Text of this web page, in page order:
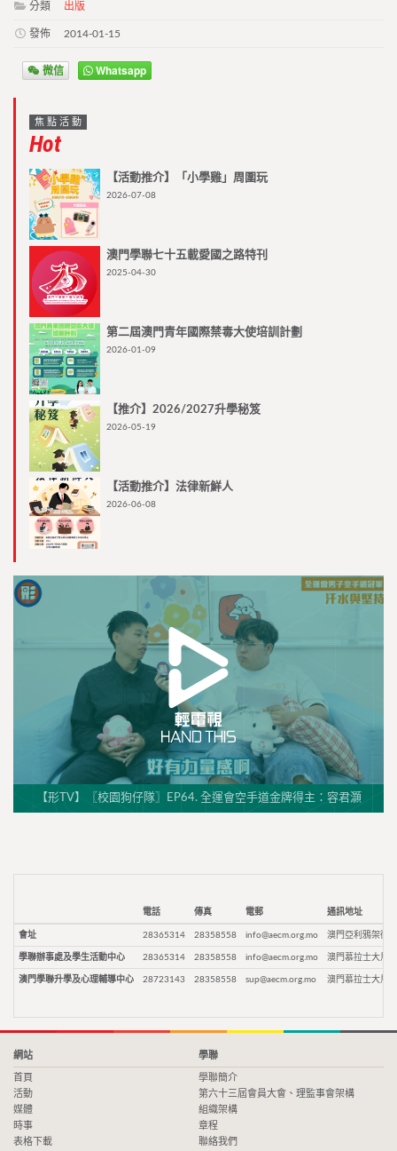
分類 出版
發佈 2014-01-15
微信 Whatsapp
焦點活動
Hot
【活動推介】「小學雞」周圍玩
2026-07-08
澳門學聯七十五載愛國之路特刊
2025-04-30
第二屆澳門青年國際禁毒大使培訓計劃
2026-01-09
【推介】2026/2027升學秘笈
2026-05-19
【活動推介】法律新鮮人
2026-06-08
【形TV】〖校園狗仔隊〗EP64. 全運會空手道金牌得主：容君灝
電話 傳真 電郵 通訊地址
會址 28365314 28358558 info@aecm.org.mo 澳門亞利鴉架街9
學聯辦事處及學生活動中心 28365314 28358558 info@aecm.org.mo 澳門慕拉士大馬
澳門學聯升學及心理輔導中心 28723143 28358558 sup@aecm.org.mo 澳門慕拉士大馬
網站
首頁
活動
媒體
時事
表格下載
學聯
學聯簡介
第六十三屆會員大會、理監事會架構
組織架構
章程
聯絡我們